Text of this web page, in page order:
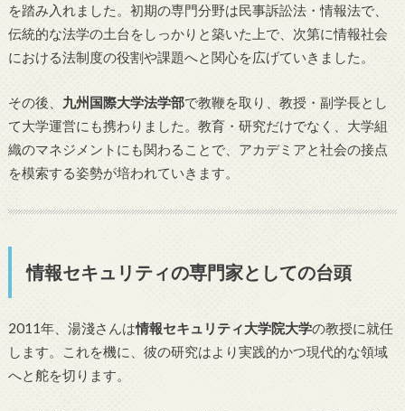
を踏み入れました。初期の専門分野は民事訴訟法・情報法で、
伝統的な法学の土台をしっかりと築いた上で、次第に情報社会
における法制度の役割や課題へと関心を広げていきました。
その後、 九州国際大学法学部で教鞭を取り、教授・副学長とし
て大学運営にも携わりました。教育・研究だけでなく、大学組
織のマネジメントにも関わることで、アカデミアと社会の接点
を模索する姿勢が培われていきます。
情報セキュリティの専門家としての台頭
2011年、湯淺さんは情報セキュリティ大学院大学の教授に就任
します。これを機に、彼の研究はより実践的かつ現代的な領域
へと舵を切ります。